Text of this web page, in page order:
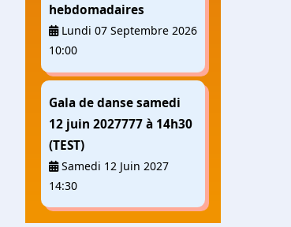
hebdomadaires
Lundi 07 Septembre 2026
10:00
Gala de danse samedi
12 juin 2027777 à 14h30
(TEST)
Samedi 12 Juin 2027
14:30